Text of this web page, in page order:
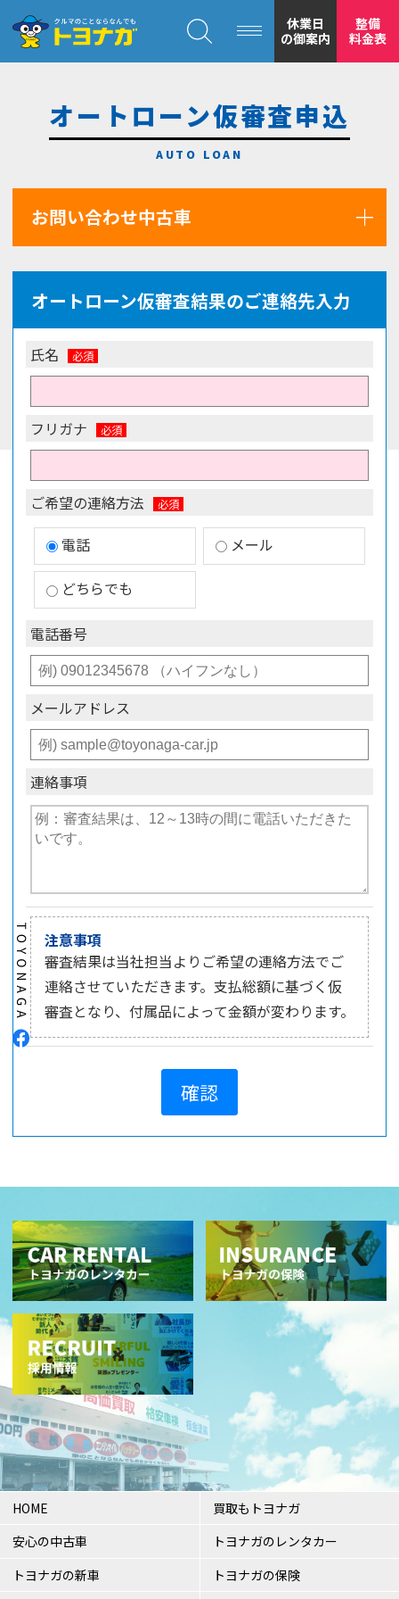
トヨナガの
休業日
の御案内
整備
料金表
オートローン仮審査申込
お問い合わせ中古車
オートローン仮審査結果のご連絡先入力
氏名
フリガナ
ご希望の連絡方法
電話
メール
どちらでも
電話番号
メールアドレス
連絡事項
注意事項
審査結果は当社担当よりご希望の連絡方法でご
連絡させていただきます。支払総額に基づく仮
審査となり、付属品によって金額が変わります。
確認
HOME
安心の中古車
トヨナガの新車
買取もトヨナガ
トヨナガのレンタカー
トヨナガの保険